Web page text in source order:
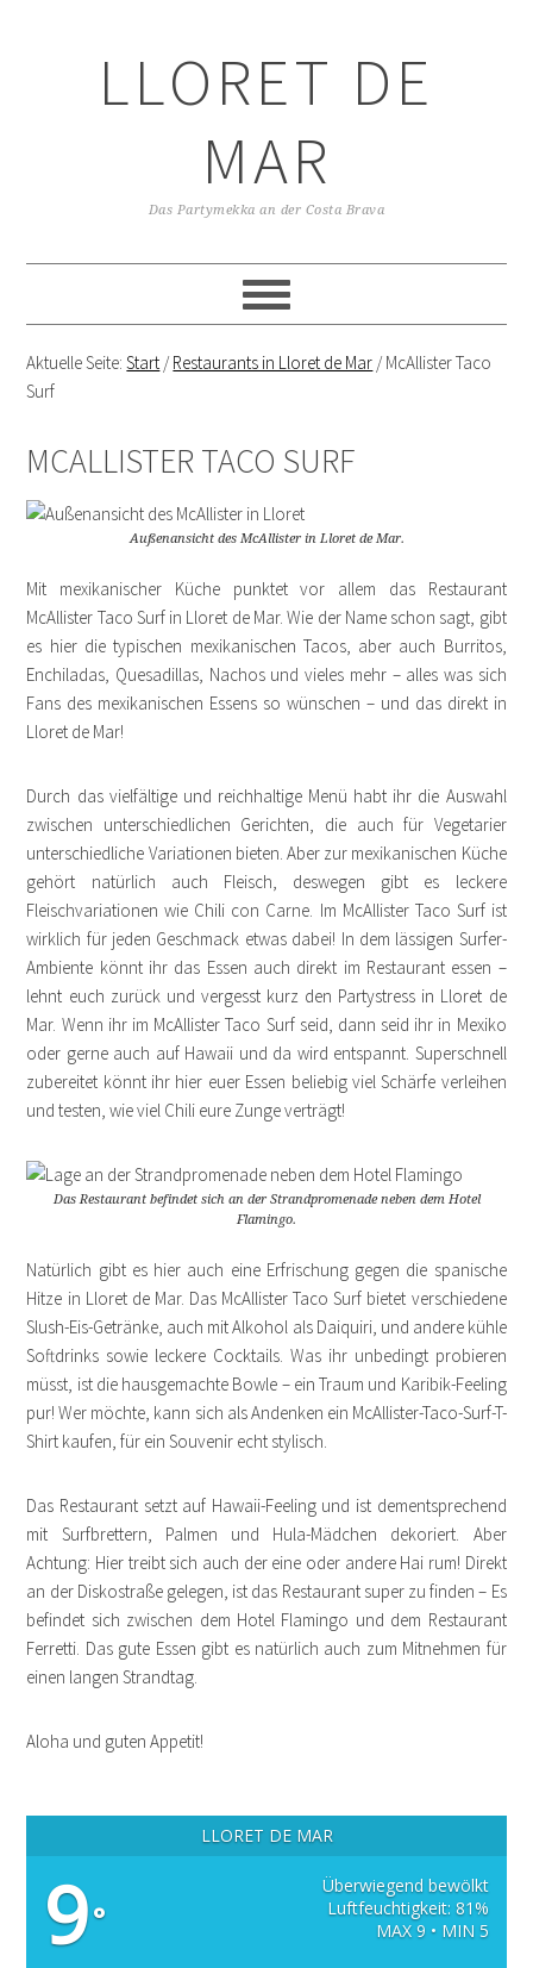
LLORET DE
MAR
Das Partymekka an der Costa Brava
Aktuelle Seite:Start /Restaurants in Lloret de Mar /McAllister Taco
Surf
MCALLISTER TACO SURF
Außenansicht des McAllister in Lloret de Mar.
Mit mexikanischer Küche punktet vor allem das Restaurant
McAllister Taco Surf in Lloret de Mar. Wie der Name schon sagt, gibt
es hier die typischen mexikanischen Tacos, aber auch Burritos,
Enchiladas, Quesadillas, Nachos und vieles mehr – alles was sich
Fans des mexikanischen Essens so wünschen – und das direkt in
Lloret de Mar!
Durch das vielfältige und reichhaltige Menü habt ihr die Auswahl
zwischen unterschiedlichen Gerichten, die auch für Vegetarier
unterschiedliche Variationen bieten. Aber zur mexikanischen Küche
gehört natürlich auch Fleisch, deswegen gibt es leckere
Fleischvariationen wie Chili con Carne. Im McAllister Taco Surf ist
wirklich für jeden Geschmack etwas dabei! In dem lässigen Surfer-
Ambiente könnt ihr das Essen auch direkt im Restaurant essen –
lehnt euch zurück und vergesst kurz den Partystress in Lloret de
Mar. Wenn ihr im McAllister Taco Surf seid, dann seid ihr in Mexiko
oder gerne auch auf Hawaii und da wird entspannt. Superschnell
zubereitet könnt ihr hier euer Essen beliebig viel Schärfe verleihen
und testen, wie viel Chili eure Zunge verträgt!
Das Restaurant befindet sich an der Strandpromenade neben dem Hotel
Flamingo.
Natürlich gibt es hier auch eine Erfrischung gegen die spanische
Hitze in Lloret de Mar. Das McAllister Taco Surf bietet verschiedene
Slush-Eis-Getränke, auch mit Alkohol als Daiquiri, und andere kühle
Softdrinks sowie leckere Cocktails. Was ihr unbedingt probieren
müsst, ist die hausgemachte Bowle – ein Traum und Karibik-Feeling
pur! Wer möchte, kann sich als Andenken ein McAllister-Taco-Surf-T-
Shirt kaufen, für ein Souvenir echt stylisch.
Das Restaurant setzt auf Hawaii-Feeling und ist dementsprechend
mit Surfbrettern, Palmen und Hula-Mädchen dekoriert. Aber
Achtung: Hier treibt sich auch der eine oder andere Hai rum! Direkt
an der Diskostraße gelegen, ist das Restaurant super zu finden – Es
befindet sich zwischen dem Hotel Flamingo und dem Restaurant
Ferretti. Das gute Essen gibt es natürlich auch zum Mitnehmen für
einen langen Strandtag.
Aloha und guten Appetit!
LLORET DE MAR
9°
Überwiegend bewölkt
Luftfeuchtigkeit: 81%
MAX 9 • MIN 5